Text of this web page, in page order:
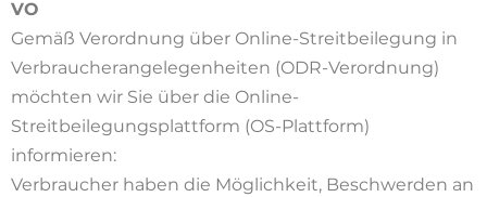
VO
Gemäß Verordnung über Online-Streitbeilegung in
Verbraucherangelegenheiten (ODR-Verordnung)
möchten wir Sie über die Online-
Streitbeilegungsplattform (OS-Plattform)
informieren:
Verbraucher haben die Möglichkeit, Beschwerden an